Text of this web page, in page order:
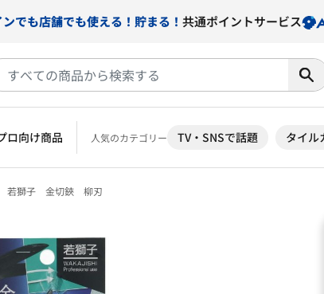
でも店舗でも使える！貯まる！ 共通ポイントサービス
ロ向け商品 人気のカテゴリー TV・SNSで話題 タイル
若獅子 金切鋏 柳刃